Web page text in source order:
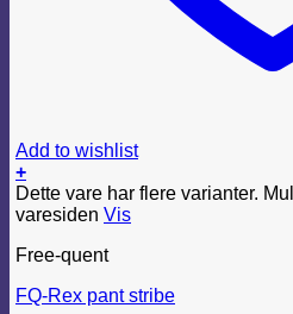
Add to wishlist
+
Dette vare har flere varianter.
varesiden Vis
Free-quent
FQ-Rex pant stribe